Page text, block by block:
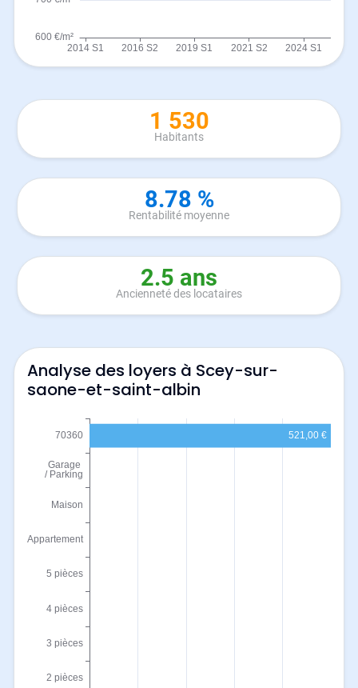
1 530
Habitants
8.78 %
Rentabilité moyenne
2.5 ans
Ancienneté des locataires
Analyse des loyers à Scey-sur-
saone-et-saint-albin